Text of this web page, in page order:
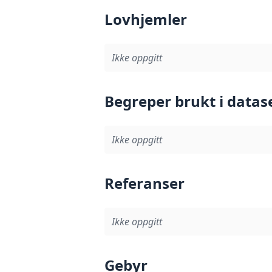
Lovhjemler
Ikke oppgitt
Begreper brukt i
Ikke oppgitt
Referanser
Ikke oppgitt
Gebyr